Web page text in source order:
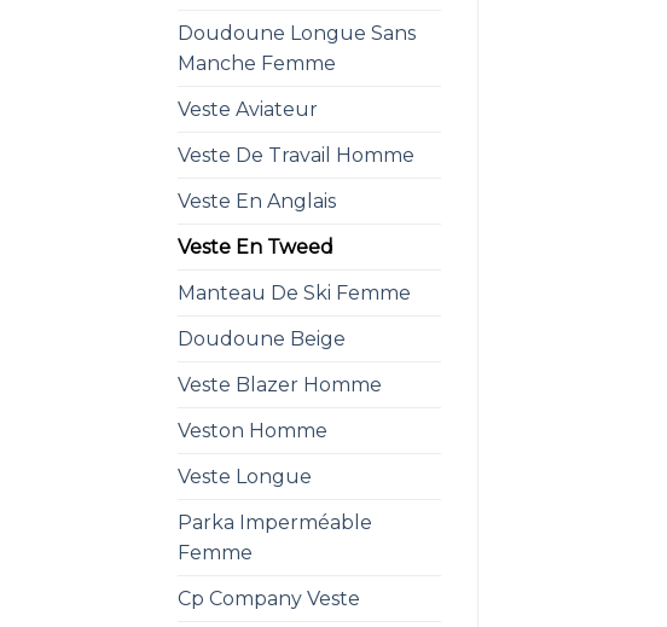
Doudoune Longue Sans
Manche Femme
Veste Aviateur
Veste De Travail Homme
Veste En Anglais
Veste En Tweed
Manteau De Ski Femme
Doudoune Beige
Veste Blazer Homme
Veston Homme
Veste Longue
Parka Imperméable
Femme
Cp Company Veste